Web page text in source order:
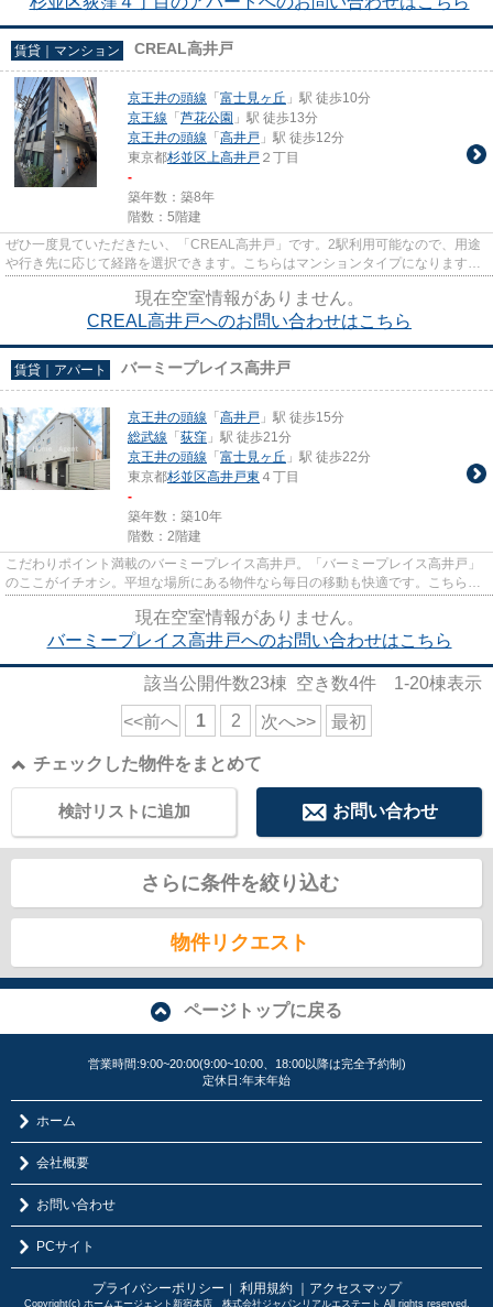
賃貸｜マンション CREAL高井戸
京王井の頭線 「 富士見ヶ丘 」駅 徒歩10分
京王線 「 芦花公園 」駅 徒歩13分
京王井の頭線 「 高井戸 」駅 徒歩12分
東京都杉並区上高井戸 ２丁目
-
築年数：築8年
階数：5階建
ぜひ一度見ていただきたい、「CREAL高井戸」です。2駅利用可能なので、用途
や行き先に応じて経路を選択できます。こちらはマンションタイプになります。
現在空室情報がありません。
CREAL高井戸へのお問い合わせはこちら
賃貸｜アパート バーミープレイス高井戸
京王井の頭線 「 高井戸 」駅 徒歩15分
総武線 「 荻窪 」駅 徒歩21分
京王井の頭線 「 富士見ヶ丘 」駅 徒歩22分
東京都杉並区高井戸東 ４丁目
-
築年数：築10年
階数：2階建
こだわりポイント満載のバーミープレイス高井戸。「バーミープレイス高井戸」
のここがイチオシ。平坦な場所にある物件なら毎日の移動も快適です。こちらは
現在空室情報がありません。
バーミープレイス高井戸へのお問い合わせはこちら
該当公開件数23棟 空き数4件 1-20棟表示
<<前へ 1 2 次へ>> 最初
チェックした物件をまとめて
お問い合わせ
検討リストに追加
さらに条件を絞り込む
物件リクエスト
ページトップに戻る
営業時間:9:00~20:00(9:00~10:00、18:00以降は完全予約制)
定休日:年末年始
ホーム
会社概要
お問い合わせ
PCサイト
プライバシーポリシー ｜ 利用規約 ｜アクセスマップ
Copyright(c) ホームエージェント新宿本店 株式会社ジャパンリアルエステート All rights reserved.